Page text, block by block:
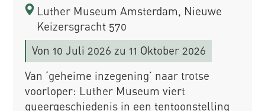
Luther Museum Amsterdam, Nieuwe
Keizersgracht 570
Von 10 Juli 2026 zu 11 Oktober 2026
Van ‘geheime inzegening’ naar trotse
voorloper: Luther Museum viert
queergeschiedenis in een tentoonstelling